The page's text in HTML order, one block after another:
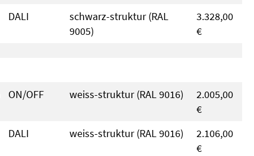
DALI
schwarz-struktur (RAL
9005)
3.328,00
€
ON/OFF weiss-struktur (RAL 9016)
2.005,00
€
DALI weiss-struktur (RAL 9016)
2.106,00
€